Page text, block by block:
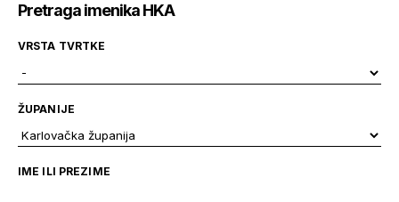
Pretraga imenika HKA
VRSTA TVRTKE
ŽUPANIJE
IME ILI PREZIME